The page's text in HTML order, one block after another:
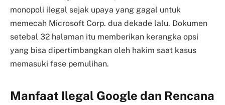
monopoli ilegal sejak upaya yang gagal untuk
memecah Microsoft Corp. dua dekade lalu. Dokumen
setebal 32 halaman itu memberikan kerangka opsi
yang bisa dipertimbangkan oleh hakim saat kasus
memasuki fase pemulihan.
Manfaat Ilegal Google dan Rencana